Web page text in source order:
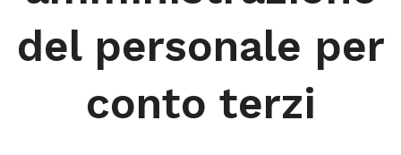
del personale per
conto terzi